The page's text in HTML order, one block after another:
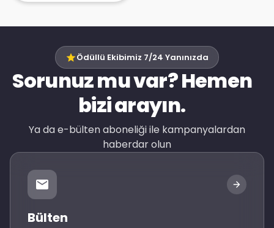
Ödüllü Ekibimiz 7/24 Yanınızda
Sorunuz mu var? Hemen
bizi arayın.
Ya da e-bülten aboneliği ile kampanyalardan
haberdar olun
Bülten